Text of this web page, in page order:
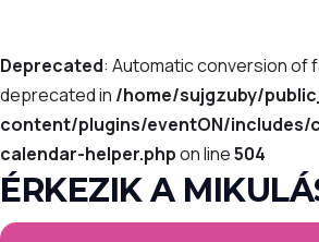
Deprecated: Automatic conversion of
deprecated in /home/sujgzuby/
content/plugins/eventON/includes/
calendar-helper.phpon line504
ÉRKEZIK A